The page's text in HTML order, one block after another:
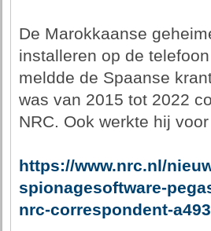
De Marokkaanse
installeren op de
meldde de Spaanse
was van 2015 tot 2022
NRC. Ook werkte hij
https://www.nrc.nl/
spionagesoftware-
nrc-correspondent-